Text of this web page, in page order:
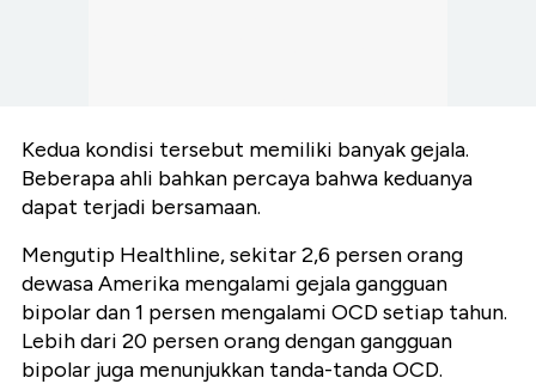
Kedua kondisi tersebut memiliki banyak gejala.
Beberapa ahli bahkan percaya bahwa keduanya
dapat terjadi bersamaan.
Mengutip Healthline, sekitar 2,6 persen orang
dewasa Amerika mengalami gejala gangguan
bipolar dan 1 persen mengalami OCD setiap tahun.
Lebih dari 20 persen orang dengan gangguan
bipolar juga menunjukkan tanda-tanda OCD.